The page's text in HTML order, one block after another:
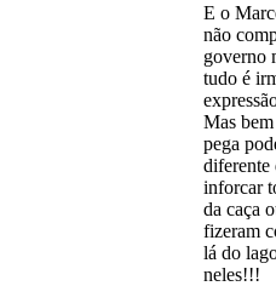
E o
não
governo
tudo é
Mas
pega
diferente
inforcar
da caça
fizeram
lá do
neles!!!